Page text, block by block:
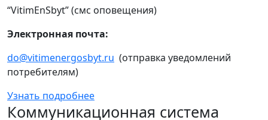
“VitimEnSbyt” (смс оповещения)
Электронная почта:
do@vitimenergosbyt.ru (отправка уведомлений
потребителям)
Узнать подробнее
Коммуникационная система